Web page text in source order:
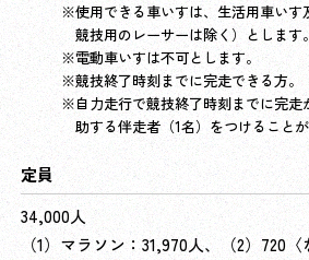
使用できる車いすは、生活用車い
競技用のレーサーは除く）とします。
電動車いすは不可とします。
競技終了時刻までに完走できる方。
自力走行で競技終了時刻までに完
助する伴走者（1名）をつけることが
定員
34,000人
（1）マラソン：31,970人、（2）720